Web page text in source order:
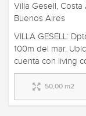
Villa Gesell, Costa
Buenos Aires
VILLA GESELL:
100m del mar.
cuenta con living
50,00 m2